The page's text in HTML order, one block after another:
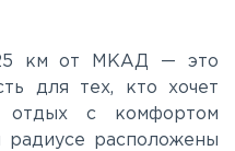
25 км от МКАД — это
для тех, кто хочет
отдых с комфортом
расположены